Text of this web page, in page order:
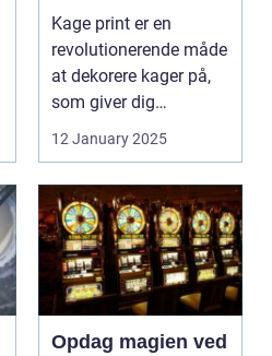
kage print
Kage print er en
revolutionerende måde
at dekorere kager på,
som giver dig
mulighed for ...
12 January 2025
Opdag magien ved